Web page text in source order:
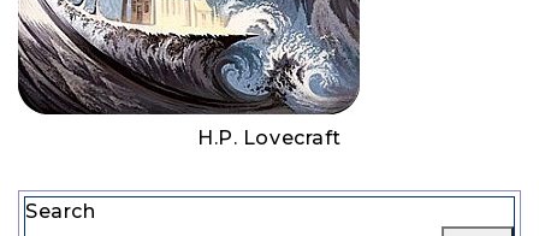
H.P. Lovecraft
Search